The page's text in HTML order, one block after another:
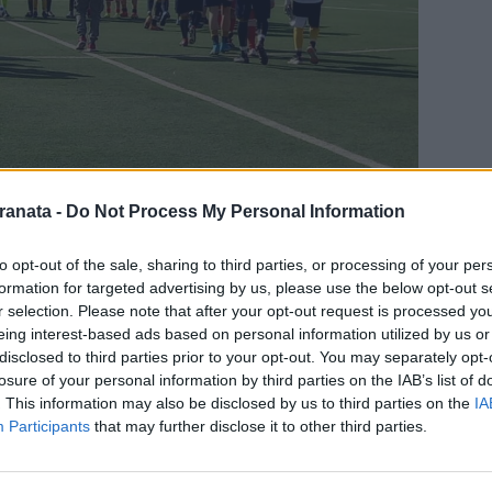
- Do Not Process My Personal Information
opt-out of the sale, sharing to third parties, or processing of your
for targeted advertising by us, please use the below opt-out
selection. Please note that after your opt-out request is processed
interest-based ads based on personal information utilized by us
to third parties prior to your opt-out. You may separately
of your personal information by third parties on the IAB’s list of
This information may also be disclosed by us to third parties on the
Participants that may further disclose it to other third parties.
1-1
Germano (46’ Darhrham), Grassadonia
Ciardiello (56’ Chianese), Iannone,
(65’ Orrico), Senatore. A
Santucci. All. Guadagno
De Simone, Trotta, Cucciniello;